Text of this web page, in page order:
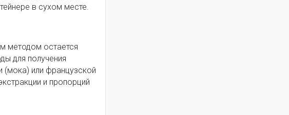
в сухом месте.
методом остается
для получения
(мока) или французской
и пропорций